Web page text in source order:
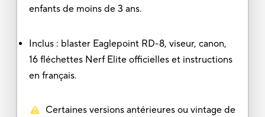
enfants de moins de 3 ans.
Inclus : blaster Eaglepoint RD-8, viseur, canon,
16 fléchettes Nerf Elite officielles et instructions
en français.
Certaines versions antérieures ou vintage de